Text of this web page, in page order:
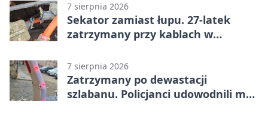
7 sierpnia 2026
Sekator zamiast łupu. 27-latek
zatrzymany przy kablach w
7 sierpnia 2026
Zatrzymany po dewastacji
szlabanu. Policjanci udowodnili mu